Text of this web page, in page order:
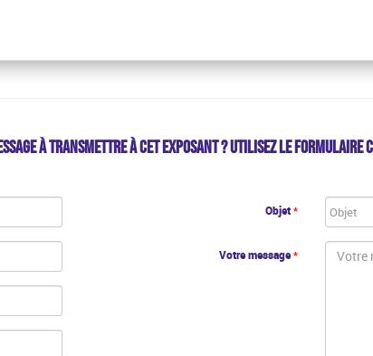
À TRANSMETTRE À CET EXPOSANT ? UTILISEZ LE FORMULAIRE
Objet *
Votre message *